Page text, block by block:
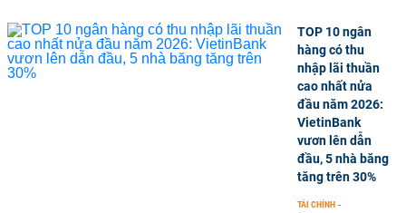
TOP 10 ngân
hàng có thu
nhập lãi thuần
cao nhất nửa
đầu năm 2026:
VietinBank
vươn lên dẫn
đầu, 5 nhà băng
tăng trên 30%
TÀI CHÍNH -